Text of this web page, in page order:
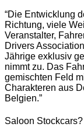
“Die Entwicklung
Richtung, viele
Veranstalter,
Drivers
Jährige exklusiv
nimmt zu. Das
gemischten Feld
Charakteren aus
Belgien.”
Saloon